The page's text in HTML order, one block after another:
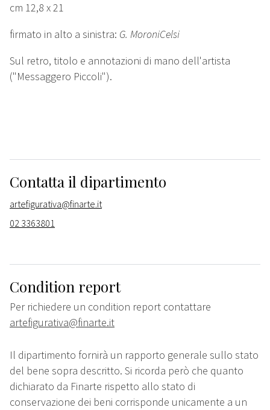
cm 12,8 x 21
firmato in alto a sinistra: G. MoroniCelsi
Sul retro, titolo e annotazioni di mano dell'artista
("Messaggero Piccoli").
Contatta il dipartimento
artefigurativa@finarte.it
02 3363801
Condition report
Per richiedere un condition report contattare
artefigurativa@finarte.it
Il dipartimento fornirà un rapporto generale sullo stato
del bene sopra descritto. Si ricorda però che quanto
dichiarato da Finarte rispetto allo stato di
conservazione dei beni corrisponde unicamente a un